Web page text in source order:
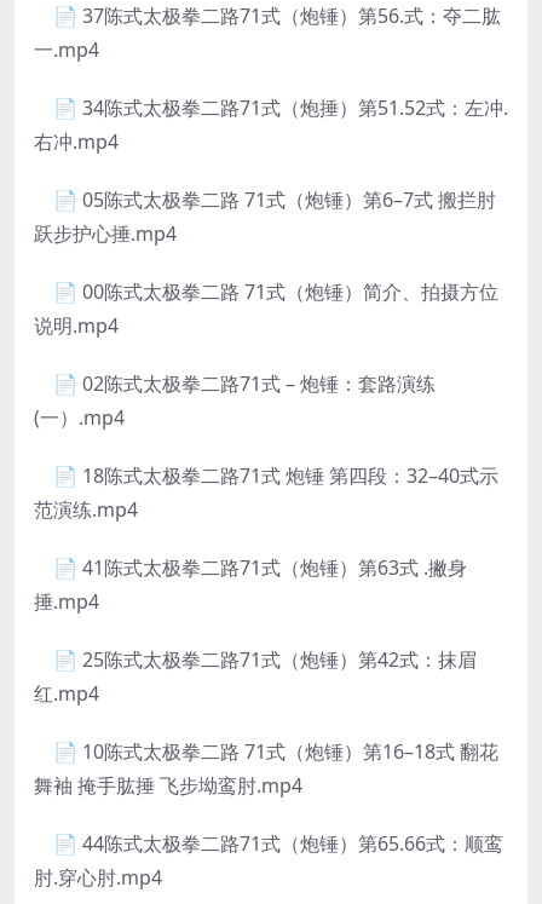
📄 37陈式太极拳二路71式（炮锤）第56.式：夺二肱
一.mp4
📄 34陈式太极拳二路71式（炮捶）第51.52式：左冲.
右冲.mp4
📄 05陈式太极拳二路 71式（炮锤）第6–7式 搬拦肘
跃步护心捶.mp4
📄 00陈式太极拳二路 71式（炮锤）简介、拍摄方位
说明.mp4
📄 02陈式太极拳二路71式 – 炮锤：套路演练
(一）.mp4
📄 18陈式太极拳二路71式 炮锤 第四段：32–40式示
范演练.mp4
📄 41陈式太极拳二路71式（炮锤）第63式 .撇身
捶.mp4
📄 25陈式太极拳二路71式（炮锤）第42式：抹眉
红.mp4
📄 10陈式太极拳二路 71式（炮锤）第16–18式 翻花
舞袖 掩手肱捶 飞步坳鸾肘.mp4
📄 44陈式太极拳二路71式（炮锤）第65.66式：顺鸾
肘.穿心肘.mp4